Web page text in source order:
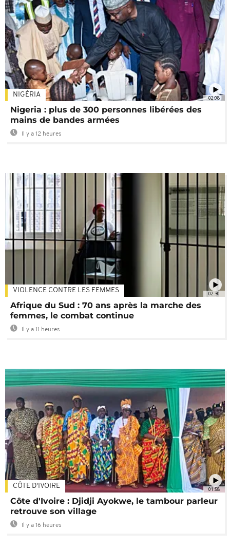
02:08
NIGÉRIA
Nigeria : plus de 300 personnes libérées des
mains de bandes armées
Il y a 12 heures
02:30
VIOLENCE CONTRE LES FEMMES
Afrique du Sud : 70 ans après la marche des
femmes, le combat continue
Il y a 11 heures
01:58
CÔTE D'IVOIRE
Côte d'Ivoire : Djidji Ayokwe, le tambour parleur
retrouve son village
Il y a 16 heures